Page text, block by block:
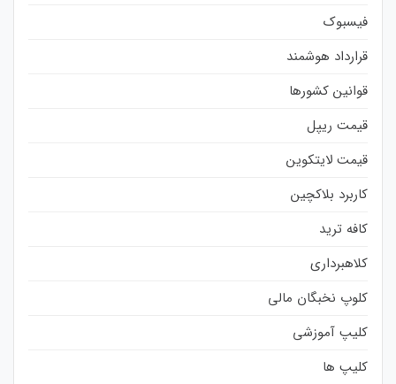
فیسبوک
قرارداد هوشمند
قوانین کشورها
قیمت ریپل
قیمت لایتکوین
کاربرد بلاکچین
کافه ترید
کلاهبرداری
کلوپ نخبگان مالی
کلیپ آموزشی
کلیپ ها